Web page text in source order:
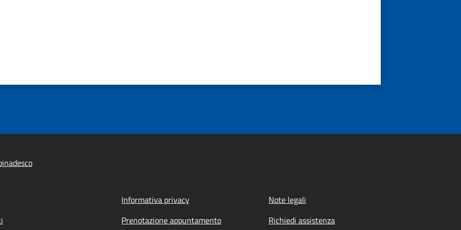
Informativa privacy
Note legali
Prenotazione appuntamento Richiedi assistenza